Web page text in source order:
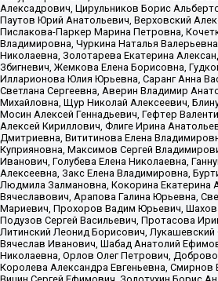
Алексадрович, Цирульников Борис
Паутов Юрий Анатольевич, Верховский
Пислакова-Паркер Марина Петровна,
Владимировна, Чуркина Наталья
Николаевна, Золотарева Екатерина
Збигневич, Жемкова Елена Борисовна,
Илларионова Юлия Юрьевна, Саранг Анна
Светлана Сергеевна, Аверин Владимир
Михайловна, Щур Николай Алексеевич,
Мосин Алексей Геннадьевич, Гефтер
Алексей Кириллович, Флиге Ирина
Дмитриевна, Вититинова Елена
Куприяновна, Максимов Сергей
Иванович, Голубева Елена Николаевна,
Алексеевна, Закс Елена Владимировна,
Людмила Залмановна, Кокорина Екатерина
Вячеславович, Арапова Галина Юрьевна,
Мариевич, Прохоров Вадим Юрьевич,
Подузов Сергей Васильевич, Протасова
Литинский Леонид Борисович,
Вячеслав Иванович, Шабад Анатолий
Николаевна, Орлов Олег Петрович,
Королева Александра Евгеньевна,